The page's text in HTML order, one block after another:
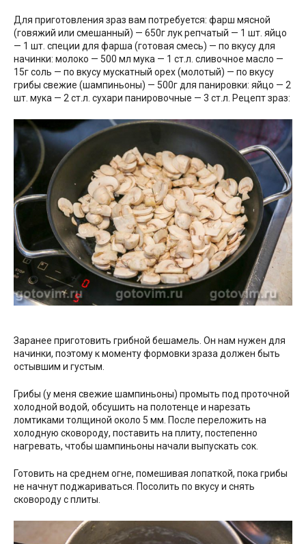
Для приготовления зраз вам потребуется: фарш мясной
(говяжий или смешанный) — 650г лук репчатый — 1 шт. яйцо
— 1 шт. специи для фарша (готовая смесь) — по вкусу для
начинки: молоко — 500 мл мука — 1 ст.л. сливочное масло —
15г соль — по вкусу мускатный орех (молотый) — по вкусу
грибы свежие (шампиньоны) — 500г для панировки: яйцо — 2
шт. мука — 2 ст.л. сухари панировочные — 3 ст.л. Рецепт зраз:
Заранее приготовить грибной бешамель. Он нам нужен для
начинки, поэтому к моменту формовки зраза должен быть
остывшим и густым.
Грибы (у меня свежие шампиньоны) промыть под проточной
холодной водой, обсушить на полотенце и нарезать
ломтиками толщиной около 5 мм. После переложить на
холодную сковороду, поставить на плиту, постепенно
нагревать, чтобы шампиньоны начали выпускать сок.
Готовить на среднем огне, помешивая лопаткой, пока грибы
не начнут поджариваться. Посолить по вкусу и снять
сковороду с плиты.